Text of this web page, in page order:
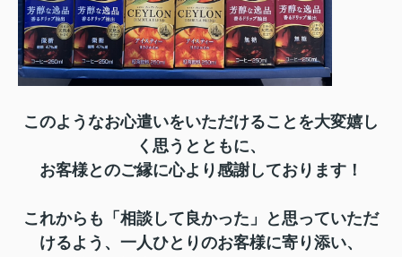
このようなお心遣いをいただけることを大変嬉し
く思うとともに、
お客様とのご縁に心より感謝しております！
これからも「相談して良かった」と思っていただ
けるよう、一人ひとりのお客様に寄り添い、